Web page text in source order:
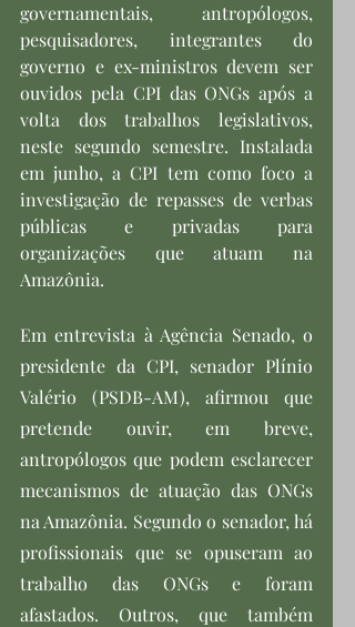
governamentais, antropólogos,
pesquisadores, integrantes do
governo e ex-ministros devem ser
ouvidos pela CPI das ONGs após a
volta dos trabalhos legislativos,
neste segundo semestre. Instalada
em junho, a CPI tem como foco a
investigação de repasses de verbas
públicas e privadas para
organizações que atuam na
Amazônia.
Em entrevista à Agência Senado, o
presidente da CPI, senador Plínio
Valério (PSDB-AM), afirmou que
pretende ouvir, em breve,
antropólogos que podem esclarecer
mecanismos de atuação das ONGs
na Amazônia. Segundo o senador, há
profissionais que se opuseram ao
trabalho das ONGs e foram
afastados. Outros, que também